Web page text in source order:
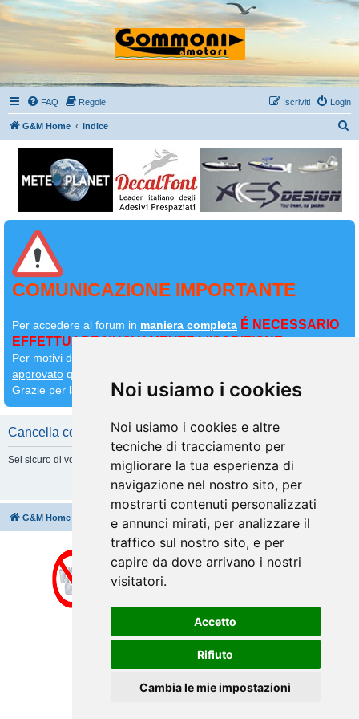
Noi usiamo i cookies
Noi usiamo i cookies e altre
tecniche di tracciamento per
migliorare la tua esperienza di
navigazione nel nostro sito, per
mostrarti contenuti personalizzati
e annunci mirati, per analizzare il
traffico sul nostro sito, e per
capire da dove arrivano i nostri
visitatori.
Accetto
Rifiuto
Cambia le mie impostazioni
FAQ Regole Login
Iscriviti
G&M Home Indice
COMUNICAZIONE IMPORTANTE
Per accedere al forum in maniera completa É NECESSARIO
EFFETTUARE NUOVAMENTE L'ISCRIZIONE
Per motivi di sicurezza il
approvato quindi
Grazie per la comprensione
Cancella cookie
Sei sicuro di volere cancellare tutti i cookie di questa Board?
G&M Home Tutti gli orari sonoUTC+02:00
Cancella cookie
phpBB® Forum Software © phpBB Limited